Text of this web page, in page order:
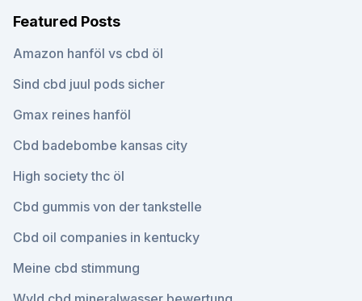
Featured Posts
Amazon hanföl vs cbd öl
Sind cbd juul pods sicher
Gmax reines hanföl
Cbd badebombe kansas city
High society thc öl
Cbd gummis von der tankstelle
Cbd oil companies in kentucky
Meine cbd stimmung